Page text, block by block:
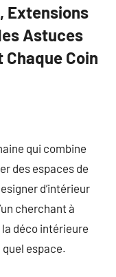
Extensions
Astuces
Coin
qui combine
des espaces de
d’intérieur
cherchant à
déco intérieure
quel espace.